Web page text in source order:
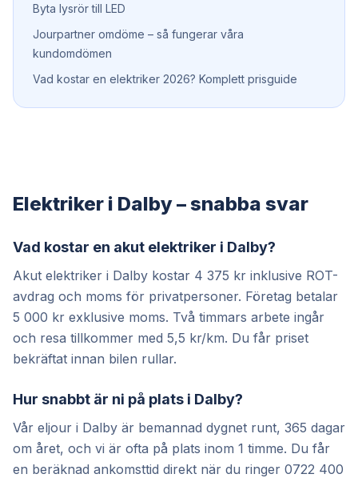
Byta lysrör till LED
Jourpartner omdöme – så fungerar våra
kundomdömen
Vad kostar en elektriker 2026? Komplett prisguide
Elektriker i Dalby – snabba svar
Vad kostar en akut elektriker i Dalby?
Akut elektriker i Dalby kostar 4 375 kr inklusive ROT-
avdrag och moms för privatpersoner. Företag betalar
5 000 kr exklusive moms. Två timmars arbete ingår
och resa tillkommer med 5,5 kr/km. Du får priset
bekräftat innan bilen rullar.
Hur snabbt är ni på plats i Dalby?
Vår eljour i Dalby är bemannad dygnet runt, 365 dagar
om året, och vi är ofta på plats inom 1 timme. Du får
en beräknad ankomsttid direkt när du ringer 0722 400